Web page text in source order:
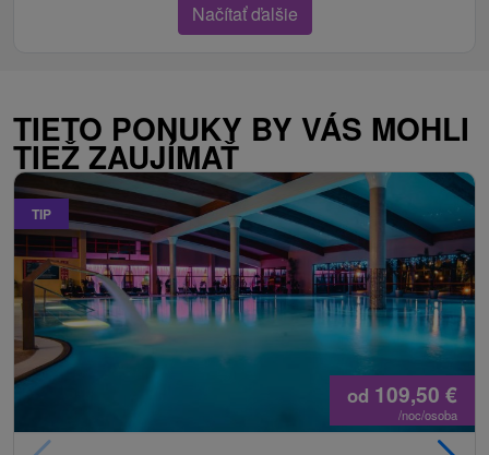
Načítať ďalšie
TIETO PONUKY BY VÁS MOHLI
TIEŽ ZAUJÍMAŤ
TIP
od 109,50 €
/noc/osoba